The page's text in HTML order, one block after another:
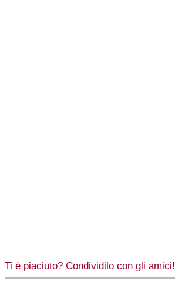
Ti è piaciuto? Condividilo con gli amici!